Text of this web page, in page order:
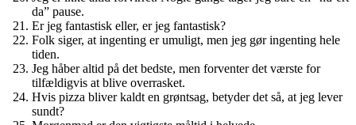
da” pause.
Er jeg fantastisk eller, er jeg fantastisk?
Folk siger, at ingenting er umuligt, men jeg gør ingenting hele
tiden.
Jeg håber altid på det bedste, men forventer det værste for
tilfældigvis at blive overrasket.
Hvis pizza bliver kaldt en grøntsag, betyder det så, at jeg lever
sundt?